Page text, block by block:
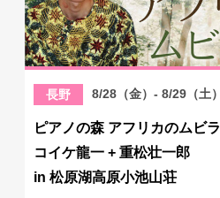
長野 8/28（金）- 8/29（土）
ピアノの森 アフリカのムビラ
コイケ龍一 + 重松壮一郎
in 松原湖高原小池山荘